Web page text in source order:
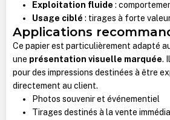
Exploitation fluide :
Usage ciblé : tirages à forte
Applications
Ce papier est particulièrement adapté
une présentation visuelle marquée.
pour des impressions destinées à être
directement au client.
Photos souvenir et événementiel
Tirages destinés à la vente